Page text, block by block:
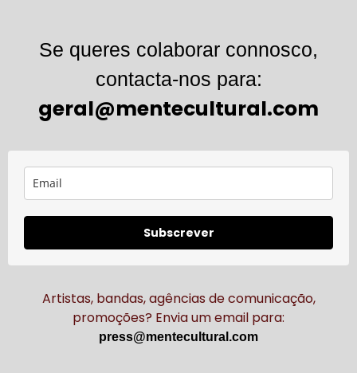
Se queres colaborar connosco,
contacta-nos para:
geral@mentecultural.com
Subscrever
Artistas, bandas, agências de comunicação,
promoções? Envia um email para:
press@mentecultural.com